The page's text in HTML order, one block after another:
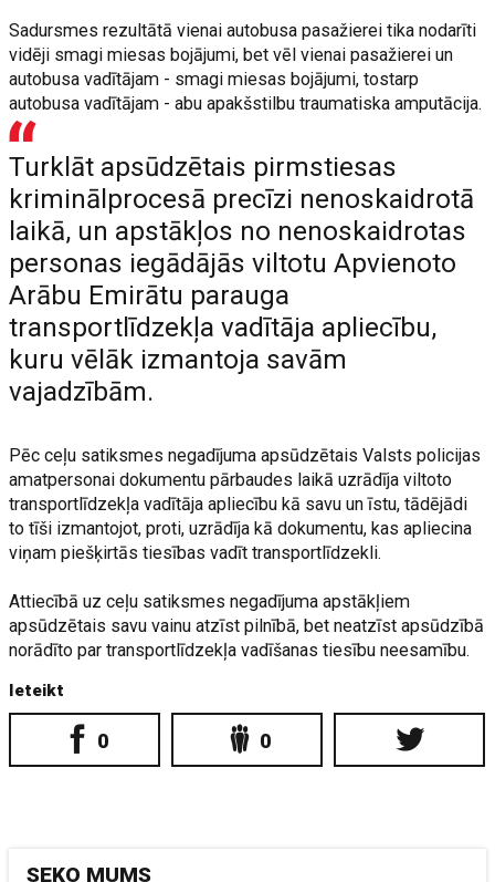
Sadursmes rezultātā vienai autobusa pasažierei tika nodarīti
vidēji smagi miesas bojājumi, bet vēl vienai pasažierei un
autobusa vadītājam - smagi miesas bojājumi, tostarp
autobusa vadītājam - abu apakšstilbu traumatiska amputācija.
Turklāt apsūdzētais pirmstiesas
kriminālprocesā precīzi nenoskaidrotā
laikā, un apstākļos no nenoskaidrotas
personas iegādājās viltotu Apvienoto
Arābu Emirātu parauga
transportlīdzekļa vadītāja apliecību,
kuru vēlāk izmantoja savām
vajadzībām.
Pēc ceļu satiksmes negadījuma apsūdzētais Valsts policijas
amatpersonai dokumentu pārbaudes laikā uzrādīja viltoto
transportlīdzekļa vadītāja apliecību kā savu un īstu, tādējādi
to tīši izmantojot, proti, uzrādīja kā dokumentu, kas apliecina
viņam piešķirtās tiesības vadīt transportlīdzekli.
Attiecībā uz ceļu satiksmes negadījuma apstākļiem
apsūdzētais savu vainu atzīst pilnībā, bet neatzīst apsūdzībā
norādīto par transportlīdzekļa vadīšanas tiesību neesamību.
Ieteikt
0 0
SEKO MUMS